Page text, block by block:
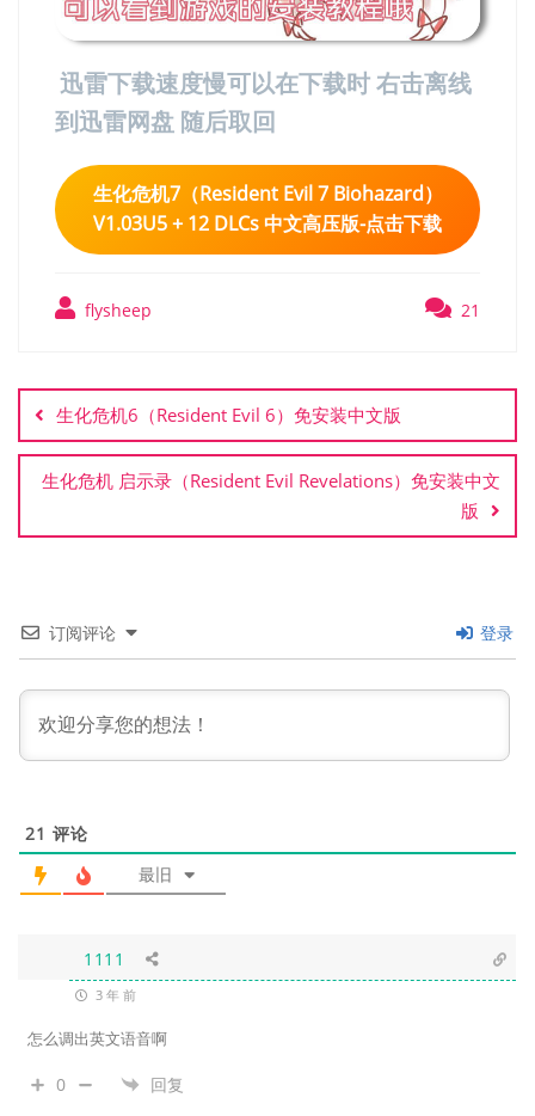
迅雷下载速度慢可以在下载时 右击离线
到迅雷网盘 随后取回
生化危机7（Resident Evil 7 Biohazard）
V1.03U5 + 12 DLCs 中文高压版-点击下载
flysheep 21
章
导
航
生化危机6（Resident Evil 6）免安装中文版
生化危机 启示录（Resident Evil Revelations）免安装中文
版
订阅评论 登录
21 评论
最旧
1111
3 年 前
怎么调出英文语音啊
0 回复